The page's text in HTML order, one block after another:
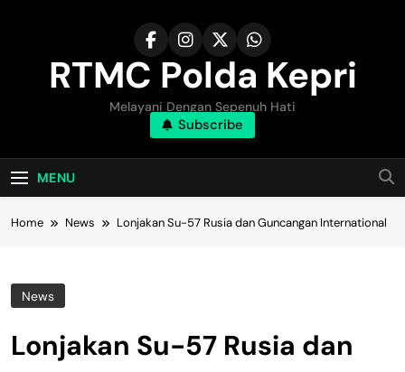
RTMC Polda Kepri
Melayani Dengan Sepenuh Hati
Subscribe
MENU
Home News Lonjakan Su-57 Rusia dan Guncangan International
News
Lonjakan Su-57 Rusia dan